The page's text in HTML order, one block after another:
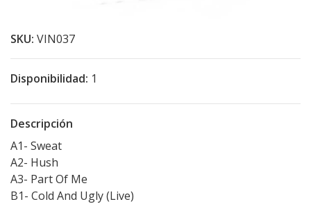
SKU: VIN037
Disponibilidad: 1
Descripción
A1- Sweat
A2- Hush
A3- Part Of Me
B1- Cold And Ugly (Live)